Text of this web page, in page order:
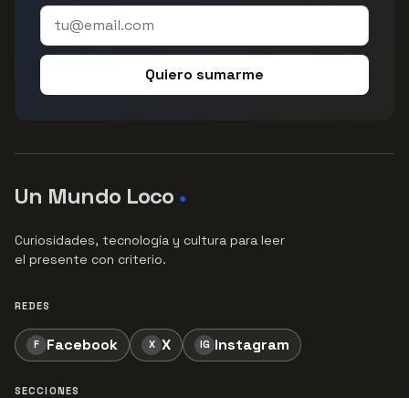
Quiero sumarme
Un Mundo Loco ●
Curiosidades, tecnología y cultura para leer
el presente con criterio.
REDES
F Facebook X X IG Instagram
SECCIONES